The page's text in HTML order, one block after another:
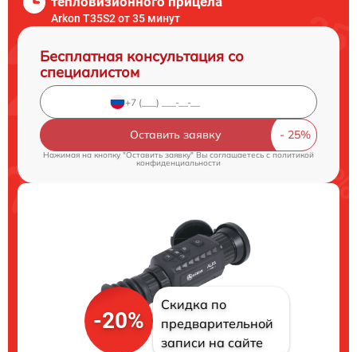
Arkon T35S2 от 35 минут
Бесплатная консультация со
специалистом
Оставить заявку
Нажимая на кнопку "Оставить заявку" Вы соглашаетесь c политикой
конфиденциальности
-20%
Скидка по
предварительной
записи на сайте